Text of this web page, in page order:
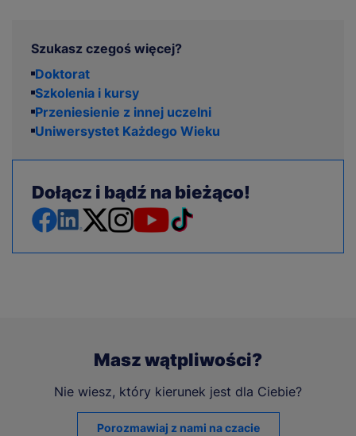
Szukasz czegoś więcej?
Doktorat
Szkolenia i kursy
Przeniesienie z innej uczelni
Uniwersystet Każdego Wieku
Dołącz i bądź na bieżąco!
Masz wątpliwości?
Nie wiesz, który kierunek jest dla Ciebie?
Porozmawiaj z nami na czacie